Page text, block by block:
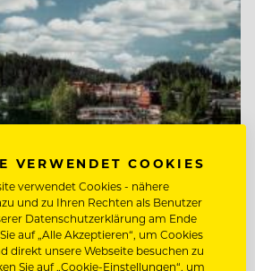
VERWENDET COOKIES
verwendet Cookies - nähere
und zu Ihren Rechten als Benutzer
Datenschutzerklärung am Ende
auf „Alle Akzeptieren“, um Cookies
direkt unsere Webseite besuchen zu
Sie auf „Cookie-Einstellungen“, um